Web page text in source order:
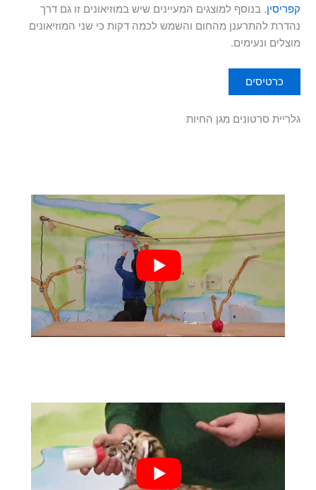
קפריסין. בנוסף למוצגים המעיינים שיש במוזיאונים זו גם דרך
נהדרת להתרענן מהחום והשמש לכמה דקות כי שני המוזיאונים
מוצלים ונעימים.
כרטיסים
גלריית סרטונים מגן החיות